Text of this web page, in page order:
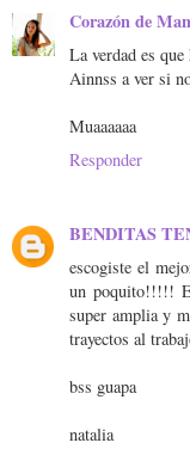
Corazón de
La verdad es
Ainnss a ver si
Muaaaaaa
Responder
BENDITAS
escogiste el
un poquito!!!!!
super amplia y
trayectos al
bss guapa
natalia